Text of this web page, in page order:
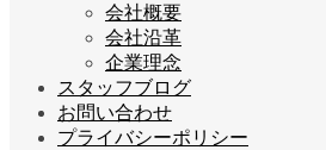
会社概要
会社沿革
企業理念
スタッフブログ
お問い合わせ
プライバシーポリシー